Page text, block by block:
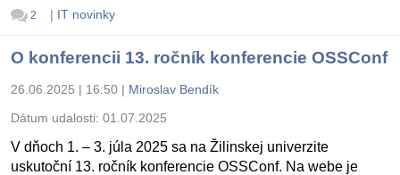
2 | IT novinky
O konferencii 13. ročník konferencie OSSConf
26.06.2025 | 16:50 | Miroslav Bendík
Dátum udalosti: 01.07.2025
V dňoch 1. – 3. júla 2025 sa na Žilinskej univerzite
uskutoční 13. ročník konferencie OSSConf. Na webe je